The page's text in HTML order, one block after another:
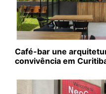
Café-bar une
convivência em